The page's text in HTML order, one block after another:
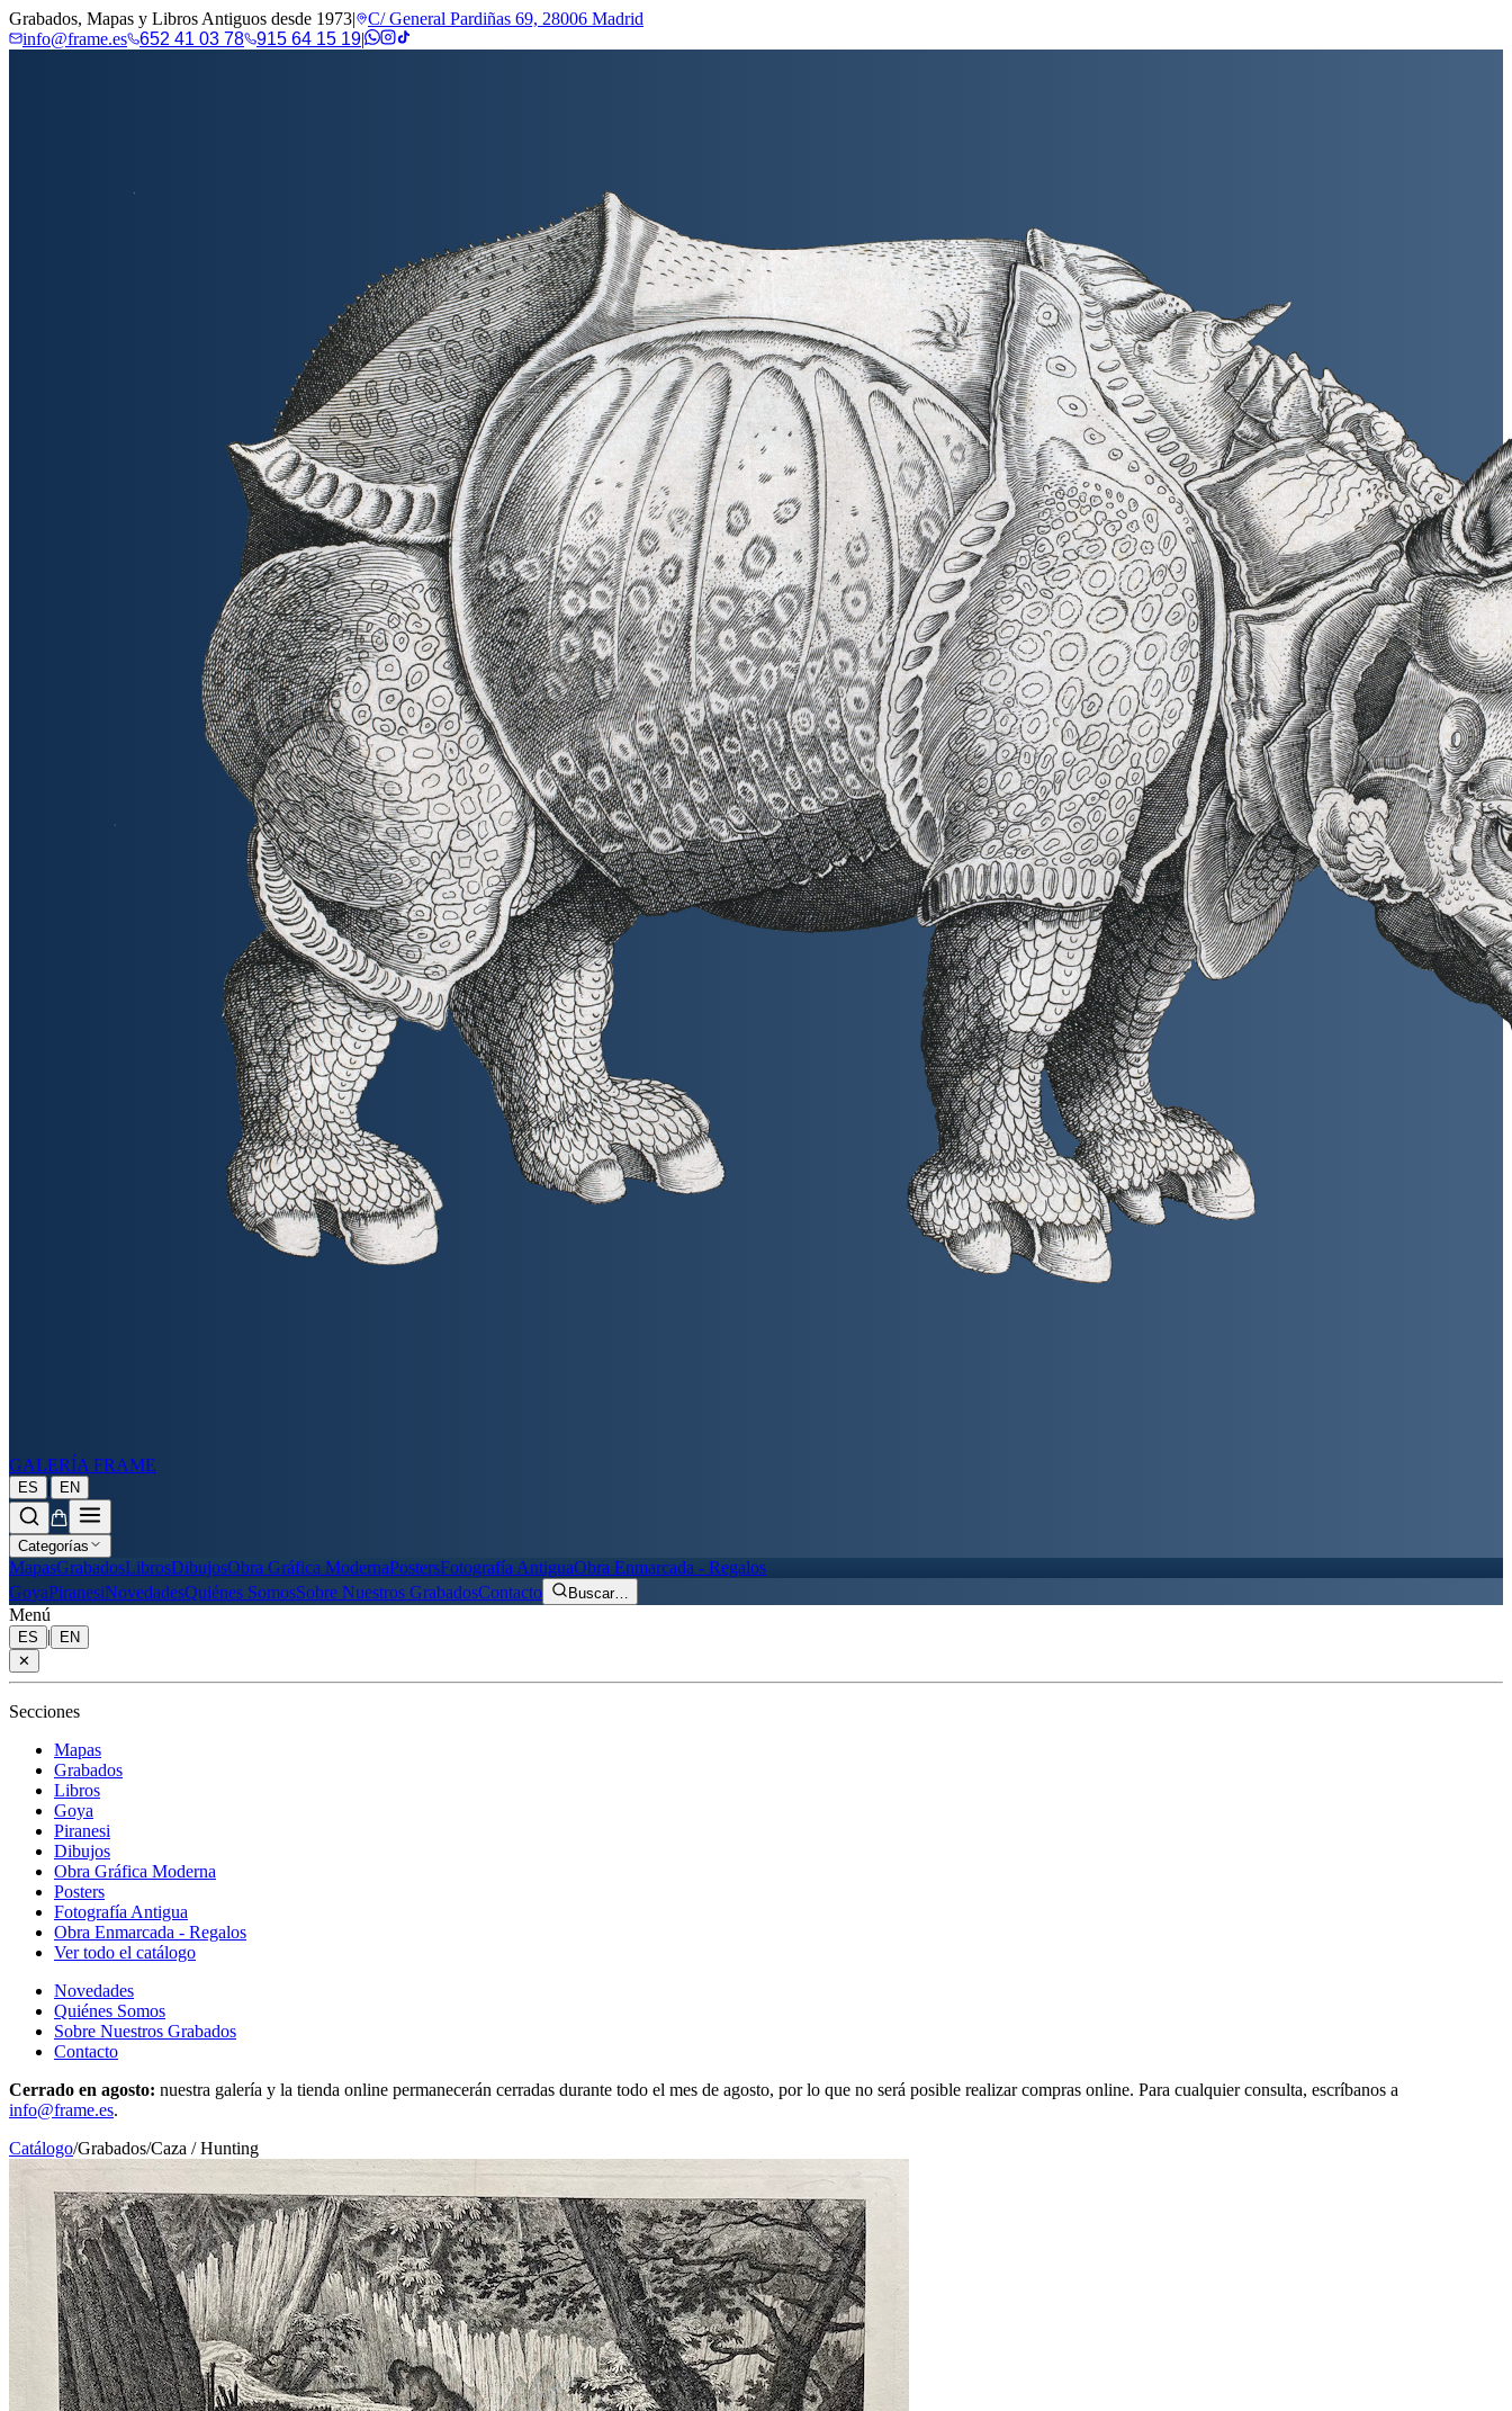
Grabados, Mapas y Libros Antiguos desde 1973|
C/ General Pardiñas 69, 28006 Madrid
info@frame.es
652 41 03 78 915 64 15 19|
GALERÍA FRAME
ES | EN
Categorías
MapasGrabadosLibrosDibujosObra Gráfica ModernaPostersFotografía AntiguaObra Enmarcada - Regalos
GoyaPiranesiNovedadesQuiénes SomosSobre Nuestros GrabadosContacto Buscar…
Menú
ES |
EN
✕
Secciones
Mapas
Grabados
Libros
Goya
Piranesi
Dibujos
Obra Gráfica Moderna
Posters
Fotografía Antigua
Obra Enmarcada - Regalos
Ver todo el catálogo
Novedades
Quiénes Somos
Sobre Nuestros Grabados
Contacto
Cerrado en agosto: nuestra galería y la tienda online permanecerán cerradas durante todo el mes de agosto, por lo que no será posible realizar compras online. Para cualquier consulta, escríbanos a
info@frame.es.
Catálogo/Grabados/Caza / Hunting